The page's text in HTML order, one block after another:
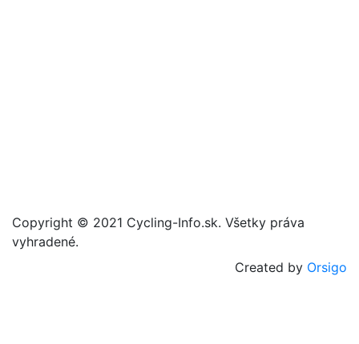
Copyright © 2021 Cycling-Info.sk. Všetky práva
vyhradené.
Created by Orsigo